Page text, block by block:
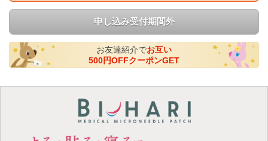
申し込み受付期間外
お友達紹介でお互い
500円OFFクーポンGET